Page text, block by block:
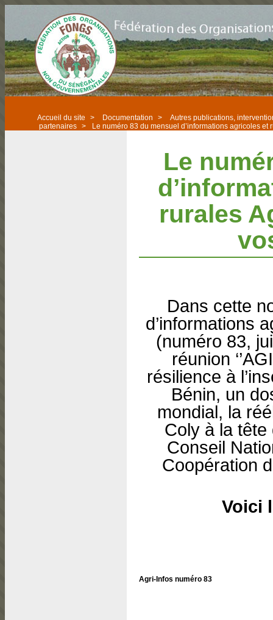
Accueil du site > Documentation >
Autres publications,
partenaires
> Le numéro 83 du mensuel d’informations agricoles et
Le
rurales
Dans cette
d’informations
(numéro 83,
réunion
résilience à
Bénin, un
mondial, la
Coly à la
Conseil
Coopération
Voici
Agri-Infos numéro 83